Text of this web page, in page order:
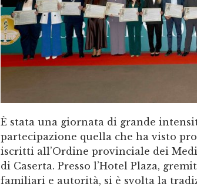
È stata una giornata di grande
partecipazione quella che ha visto
iscritti all’Ordine provinciale dei
di Caserta. Presso l’Hotel Plaza,
familiari e autorità, si è svolta la